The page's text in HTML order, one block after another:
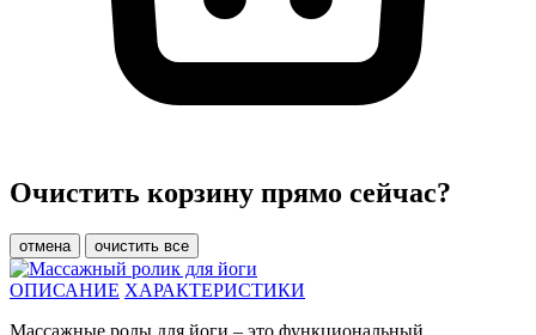
Очистить корзину прямо сейчас?
отмена очистить все
ОПИСАНИЕ ХАРАКТЕРИСТИКИ
Массажные ролы для йоги – это функциональный